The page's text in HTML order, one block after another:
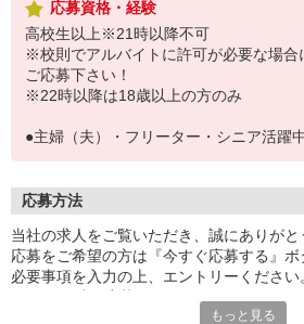
応募資格・経験
高校生以上※21時以降不可
※校則でアルバイトに許可が必要な場合
ご応募下さい！
※22時以降は18歳以上の方のみ
●主婦（夫）・フリーター・シニア活躍中
応募方法
当社の求人をご覧いただき、誠にありがと
応募をご希望の方は『今すぐ応募する』
必要事項を入力の上、エントリーください
もっと見る